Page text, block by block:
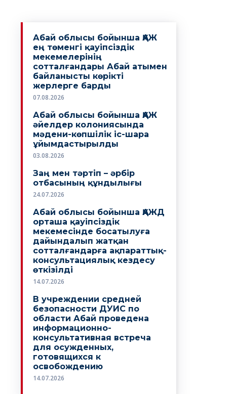
Абай облысы бойынша ҚАЖ
ең төменгі қауіпсіздік
мекемелерінің
сотталғандары Абай атымен
байланысты көрікті
жерлерге барды
07.08.2026
Абай облысы бойынша ҚАЖ
әйелдер колониясында
мәдени-көпшілік іс-шара
ұйымдастырылды
03.08.2026
Заң мен тәртіп – әрбір
отбасының құндылығы
24.07.2026
Абай облысы бойынша ҚАЖД
орташа қауіпсіздік
мекемесінде босатылуға
дайындалып жатқан
сотталғандарға ақпараттық-
консультациялық кездесу
өткізілді
14.07.2026
В учреждении средней
безопасности ДУИС по
области Абай проведена
информационно-
консультативная встреча
для осужденных,
готовящихся к
освобождению
14.07.2026